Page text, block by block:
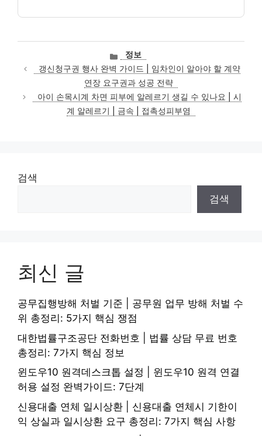
카
테
고
리
정보
갱신청구권 행사 완벽 가이드 | 임차인이 알아야 할 계약
연장 요구권과 성공 전략
아이 손목시계 차면 피부에 알레르기 생길 수 있나요 | 시
계 알레르기 | 금속 | 접촉성피부염
검색
검색
최신 글
공무집행방해 처벌 기준 | 공무원 업무 방해 처벌 수
위 총정리: 5가지 핵심 쟁점
대한법률구조공단 전화번호 | 법률 상담 무료 번호
총정리: 7가지 핵심 정보
윈도우10 원격데스크톱 설정 | 윈도우10 원격 연결
허용 설정 완벽가이드: 7단계
신용대출 연체 일시상환 | 신용대출 연체시 기한이
익 상실과 일시상환 요구 총정리: 7가지 핵심 사항